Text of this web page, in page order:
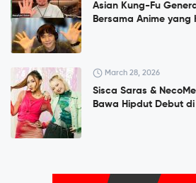
Asian Kung-Fu
Bersama Anime yang
March 28, 2026
Sisca Saras &
Bawa Hipdut Debut